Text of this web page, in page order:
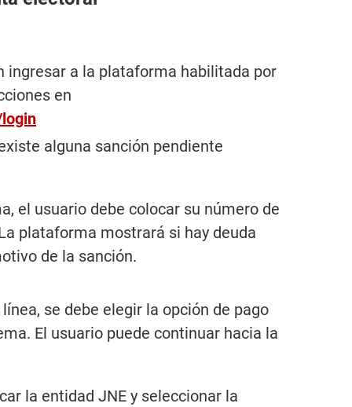
ingresar a la plataforma habilitada por
en
alguna sanción pendiente
el usuario debe colocar su número de
plataforma mostrará si hay deuda
de la sanción.
se debe elegir la opción de pago
El usuario puede continuar hacia la
la entidad JNE y seleccionar la